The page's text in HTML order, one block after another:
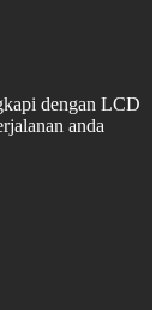
dengan LCD
anda